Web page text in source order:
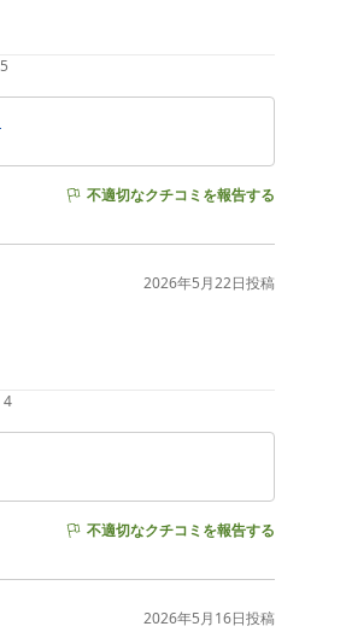
5
不適切なクチコミを報告する
2026年5月22日投稿
4
不適切なクチコミを報告する
2026年5月16日投稿